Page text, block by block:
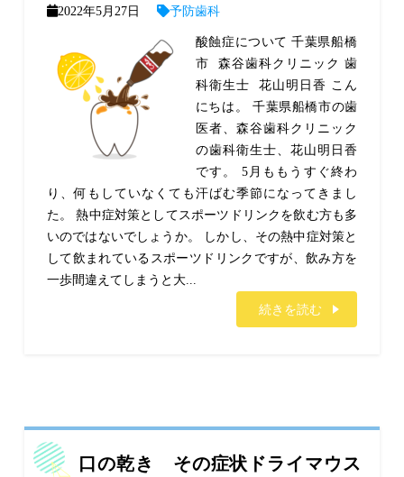
2022年5月27日 予防歯科
酸蝕症について 千葉県船橋
市 森谷歯科クリニック 歯
科衛生士 花山明日香 こん
にちは。 千葉県船橋市の歯
医者、森谷歯科クリニック
の歯科衛生士、花山明日香
です。 5月ももうすぐ終わ
り、何もしていなくても汗ばむ季節になってきまし
た。 熱中症対策としてスポーツドリンクを飲む方も多
いのではないでしょうか。 しかし、その熱中症対策と
して飲まれているスポーツドリンクですが、飲み方を
一歩間違えてしまうと大...
続きを読む
口の乾き その症状ドライマウス